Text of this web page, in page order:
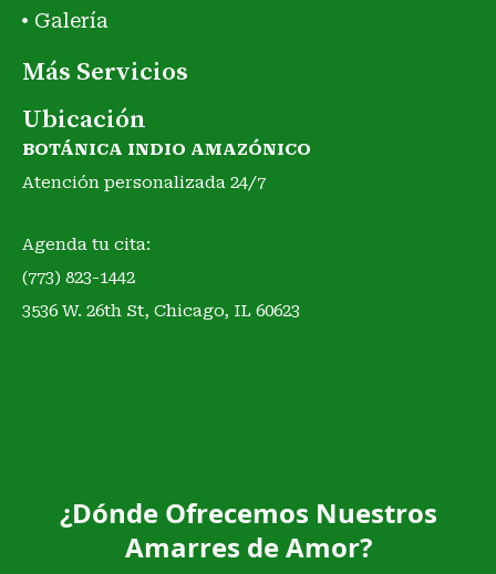
Galería
Más Servicios
Ubicación
BOTÁNICA INDIO AMAZÓNICO
Atención personalizada 24/7
Agenda tu cita:
(773) 823-1442
3536 W. 26th St, Chicago, IL 60623
¿Dónde Ofrecemos Nuestros
Amarres de Amor?